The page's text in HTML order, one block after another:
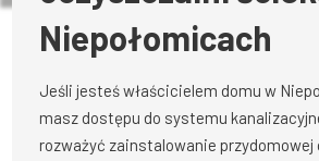
Niepołomicach
Jeśli jesteś właścicielem domu w
masz dostępu do systemu
rozważyć zainstalowanie przydomowej